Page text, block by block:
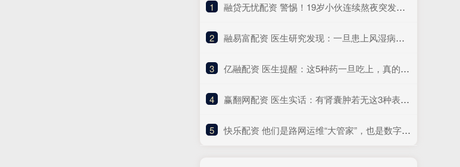
1 ​融贷无忧配资 警惕！19岁小伙连续熬夜突发心脏骤停，医生提醒
2 ​融易富配资 医生研究发现：一旦患上风湿病，这3件事就别做了，别害了自己！
3 ​亿融配资 医生提醒：这5种药一旦吃上，真的不能随便停！突然停服风险大
4 ​赢翻网配资 医生实话：有肾囊肿若无这3种表现，可以安心，恶变风险很小
5 ​快乐配资 他们是路网运维“大管家”，也是数字化转型“先行者”｜奋勇争先实干家